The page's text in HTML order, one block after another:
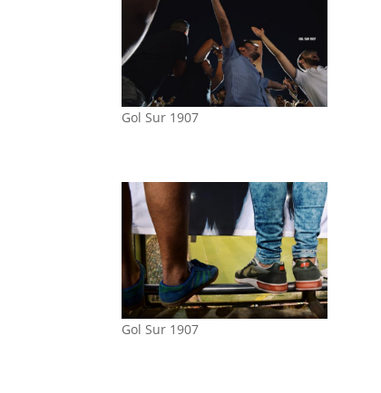
Gol Sur 1907
Gol Sur 1907